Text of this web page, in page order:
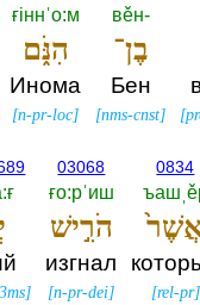
[
вěн-‎
בֶן־
Бен
[nms-cnst]
ғiннˈо:м
הִנֹּ֑ם
Инома
[n-pr-loc]
0834
[rel-pr]
03068
ғо:рˈиш
הֹרִ֣ישׁ
изгнал
[n-pr-dei]
]